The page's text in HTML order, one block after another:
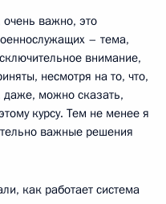
очень важно, это
– тема,
внимание,
несмотря на то, что,
даже, можно сказать,
курсу. Тем не менее я
важные решения
как работает система